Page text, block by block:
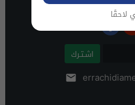
اشـتـرك
لاحقًا